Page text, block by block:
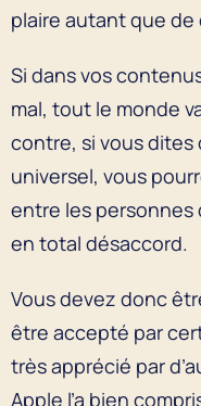
plaire autant que de
Si dans vos
mal, tout le monde
contre, si vous dites
universel, vous
entre les personnes
en total désaccord.
Vous devez donc
être accepté par
très apprécié par
Apple l’a bien